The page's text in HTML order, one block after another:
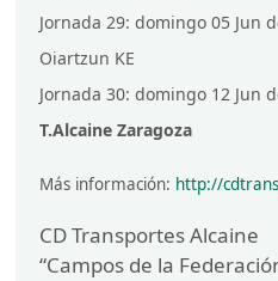
Jornada 29: domingo 05 Jun
Oiartzun KE
Jornada 30: domingo 12 Jun
T.Alcaine Zaragoza
Más información: http://
CD Transportes Alcaine
“Campos de la